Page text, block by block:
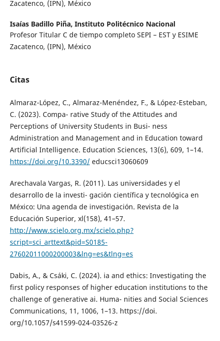
Zacatenco, (IPN), México
Isaías Badillo Piña, Instituto Politécnico Nacional
Profesor Titular C de tiempo completo SEPI – EST y ESIME
Zacatenco, (IPN), México
Citas
Almaraz-López, C., Almaraz-Menéndez, F., & López-Esteban,
C. (2023). Compa- rative Study of the Attitudes and
Perceptions of University Students in Busi- ness
Administration and Management and in Education toward
Artificial Intelligence. Education Sciences, 13(6), 609, 1–14.
https://doi.org/10.3390/educsci13060609
Arechavala Vargas, R. (2011). Las universidades y el
desarrollo de la investi- gación científica y tecnológica en
México: Una agenda de investigación. Revista de la
Educación Superior, xl(158), 41–57.
http://www.scielo.org.mx/scielo.php?
script=sci_arttext&pid=S0185-
27602011000200003&lng=es&tlng=es
Dabis, A., & Csáki, C. (2024). ia and ethics: Investigating the
first policy responses of higher education institutions to the
challenge of generative ai. Huma- nities and Social Sciences
Communications, 11, 1006, 1–13. https://doi.
org/10.1057/s41599-024-03526-z